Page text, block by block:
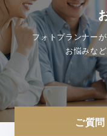
フォトプランナー
お悩みな
ご質